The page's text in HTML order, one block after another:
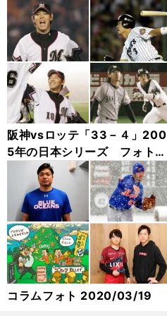
阪神vsロッテ「33－４」200
5年の日本シリーズ フォトギ
ャラリー
コラムフォト 2020/03/19